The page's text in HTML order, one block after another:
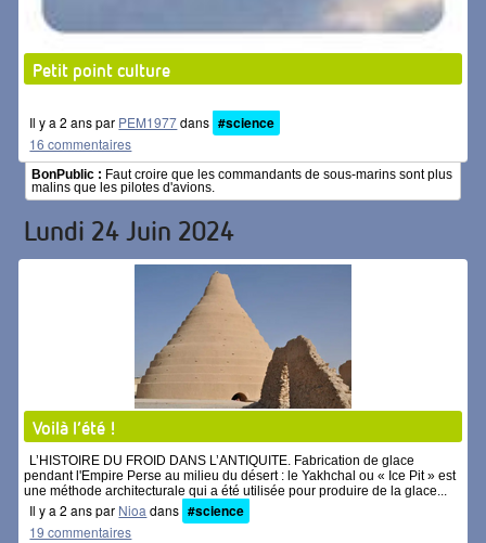
Petit point culture
Il y a 2 ans par PEM1977dans #science
16 commentaires
BonPublic : Faut croire que les commandants de sous-marins sont plus
malins que les pilotes d'avions.
Lundi 24 Juin 2024
Voilà l’été !
L’HISTOIRE DU FROID DANS L’ANTIQUITE. Fabrication de glace
pendant l'Empire Perse au milieu du désert : le Yakhchal ou « Ice Pit » est
une méthode architecturale qui a été utilisée pour produire de la glace...
Il y a 2 ans par Nioa dans #science
19 commentaires